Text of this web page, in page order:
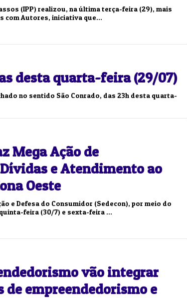
(IPP) realizou, na última terça-feira (29), mais
com Autores, iniciativa que...
desta quarta-feira (29/07)
no sentido São Conrado, das 23h desta quarta-
Mega Ação de
e Atendimento ao
Oeste
e Defesa do Consumidor (Sedecon), por meio do
feira (30/7) e sexta-feira ...
vão integrar
empreendedorismo e
57
Duplasena
Concurso 2993 (07/08/26)
Ver detalhes